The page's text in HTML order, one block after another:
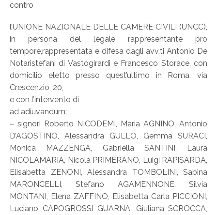
contro
l’UNIONE NAZIONALE DELLE CAMERE CIVILI (UNCC),
in persona del legale rappresentante pro
tempore,rappresentata e difesa dagli avv.ti Antonio De
Notaristefani di Vastogirardi e Francesco Storace, con
domicilio eletto presso quest’ultimo in Roma, via
Crescenzio, 20,
e con l’intervento di
ad adiuvandum:
– signori Roberto NICODEMI, Maria AGNINO, Antonio
D’AGOSTINO, Alessandra GULLO, Gemma SURACI,
Monica MAZZENGA, Gabriella SANTINI, Laura
NICOLAMARIA, Nicola PRIMERANO, Luigi RAPISARDA,
Elisabetta ZENONI, Alessandra TOMBOLINI, Sabina
MARONCELLI, Stefano AGAMENNONE, Silvia
MONTANI, Elena ZAFFINO, Elisabetta Carla PICCIONI,
Luciano CAPOGROSSI GUARNA, Giuliana SCROCCA,